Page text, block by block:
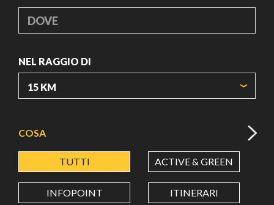
DOVE
NEL RAGGIO DI
LATITUDINE
COSA
TUTTI ACTIVE & GREEN
INFOPOINT ITINERARI